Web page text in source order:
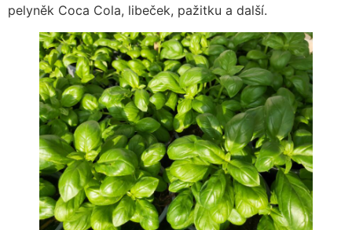
pelyněk Coca Cola, libeček, pažitku a další.